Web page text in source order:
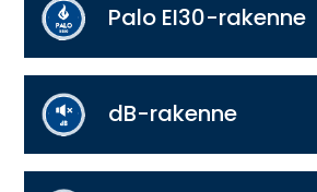
Palo EI30-rakenne
dB-rakenne